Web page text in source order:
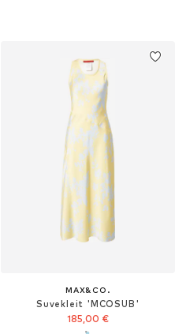
MAX&CO.
Suvekleit 'MCOSUB'
185,00 €